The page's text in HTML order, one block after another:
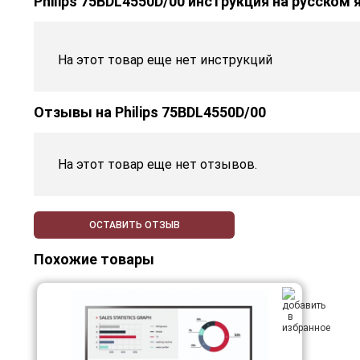
На этот товар еще нет инструкций
Отзывы на Philips 75BDL4550D/00
На этот товар еще нет отзывов.
ОСТАВИТЬ ОТЗЫВ
Похожие товары